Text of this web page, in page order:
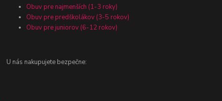
Obuv pre najmenších (1-3 roky)
Obuv pre predškolákov (3-5 rokov)
Obuv pre juniorov (6-12 rokov)
U nás nakupujete bezpečne: